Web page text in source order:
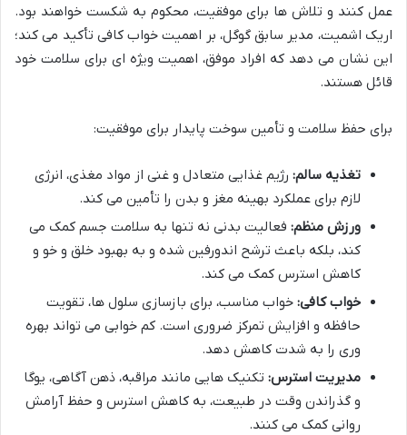
عمل کنند و تلاش ها برای موفقیت، محکوم به شکست خواهند بود.
اریک اشمیت، مدیر سابق گوگل، بر اهمیت خواب کافی تأکید می کند؛
این نشان می دهد که افراد موفق، اهمیت ویژه ای برای سلامت خود
قائل هستند.
برای حفظ سلامت و تأمین سوخت پایدار برای موفقیت:
تغذیه سالم: رژیم غذایی متعادل و غنی از مواد مغذی، انرژی
لازم برای عملکرد بهینه مغز و بدن را تأمین می کند.
ورزش منظم: فعالیت بدنی نه تنها به سلامت جسم کمک می
کند، بلکه باعث ترشح اندورفین شده و به بهبود خلق و خو و
کاهش استرس کمک می کند.
خواب کافی: خواب مناسب، برای بازسازی سلول ها، تقویت
حافظه و افزایش تمرکز ضروری است. کم خوابی می تواند بهره
وری را به شدت کاهش دهد.
مدیریت استرس: تکنیک هایی مانند مراقبه، ذهن آگاهی، یوگا
و گذراندن وقت در طبیعت، به کاهش استرس و حفظ آرامش
روانی کمک می کنند.